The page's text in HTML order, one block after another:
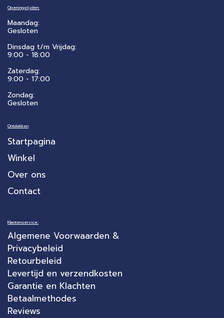
Openingstijden:
Maandag:
Gesloten
Dinsdag t/m Vrijdag:
9:00 - 18:00
Zaterdag:
​9:00 - 17:00
Zondag:
Gesloten
Ontdekken
Startpagina
Winkel
Over ons
Contact
Klantenservice:
Algemene Voorwaarden &
Privacybeleid
Retourbeleid
Levertijd en verzendkosten
Garantie en Klachten
Betaalmethodes
Reviews